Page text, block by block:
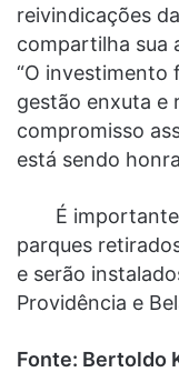
reivindicações
compartilha sua
“O investimento
gestão enxuta e
compromisso
está sendo
É importante
parques
e serão
Providência e
Fonte: Bertoldo